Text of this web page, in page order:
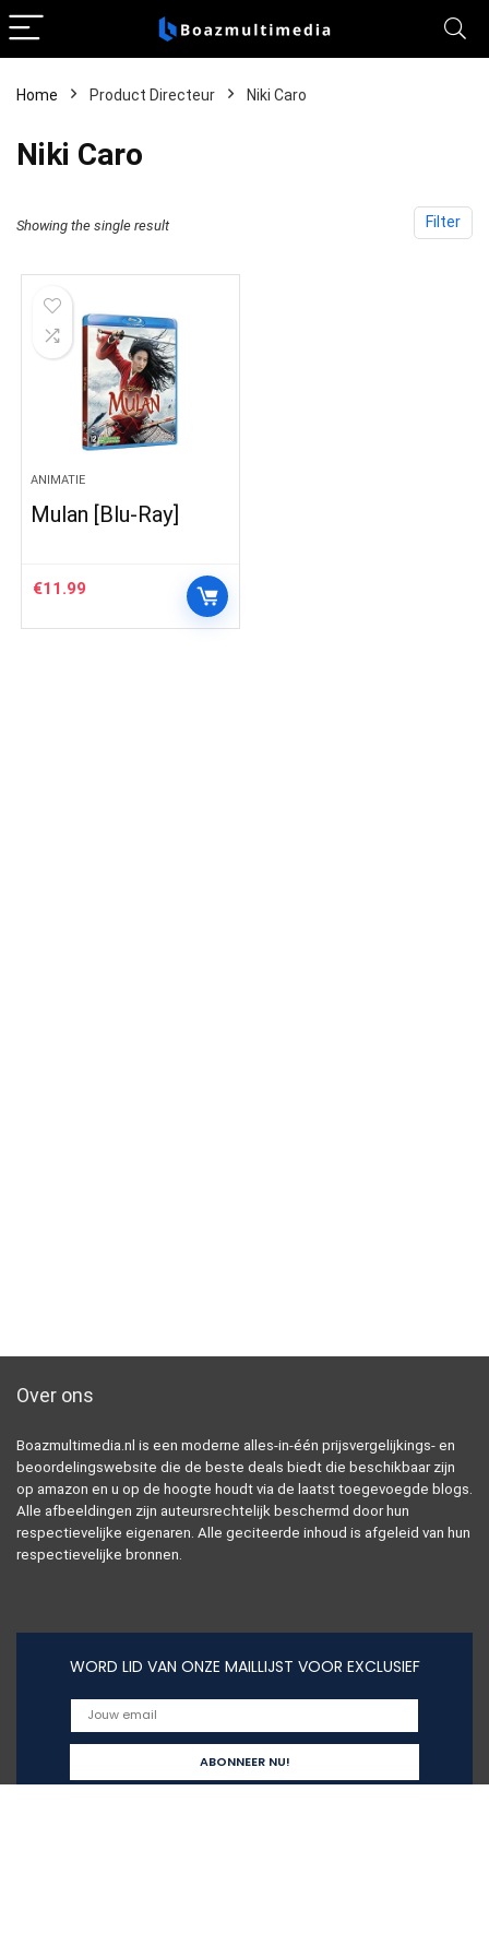
Home Product Directeur Niki Caro
Niki Caro
Filter
Showing the single result
ANIMATIE
Mulan [Blu-Ray]
€11.99
Over ons
Boazmultimedia.nl is een moderne alles-in-één prijsvergelijkings- en
beoordelingswebsite die de beste deals biedt die beschikbaar zijn
op amazon en u op de hoogte houdt via de laatst toegevoegde blogs.
Alle afbeeldingen zijn auteursrechtelijk beschermd door hun
respectievelijke eigenaren. Alle geciteerde inhoud is afgeleid van hun
respectievelijke bronnen.
WORD LID VAN ONZE MAILLIJST VOOR EXCLUSIEF